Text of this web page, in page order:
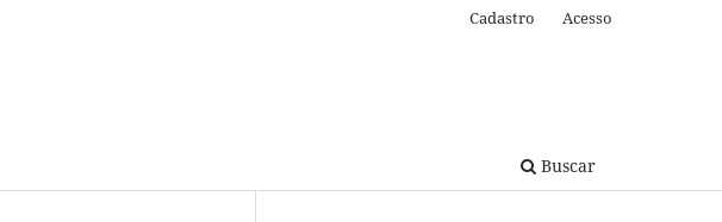
Buscar
Cadastro Acesso